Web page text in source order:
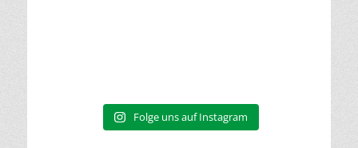
Folge uns auf Instagram